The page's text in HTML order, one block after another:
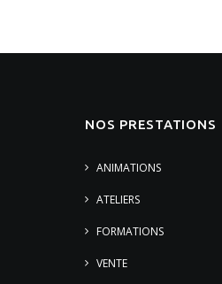
NOS PRESTATIONS
ANIMATIONS
ATELIERS
FORMATIONS
VENTE